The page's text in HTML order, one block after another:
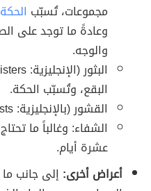
مجموعات، تُسبّب الحكة
وعادةً ما توجد على
والوجه.
البقع، وتُسبّب الحكة.
القشور (بالإنجليزية: Crusts): وتظهر خلال 48 ساعة.
الشفاء: وغالباً ما
عشرة أيام.
أعراض أخرى: إلى جانب